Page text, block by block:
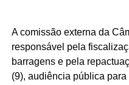
Acomissão externada
responsável pela
barragens e pela
(9), audiência pública